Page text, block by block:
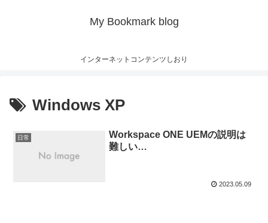
My Bookmark blog
インターネットコンテンツしおり
Windows XP
日常
Workspace ONE UEMの説明は
難しい…
2023.05.09